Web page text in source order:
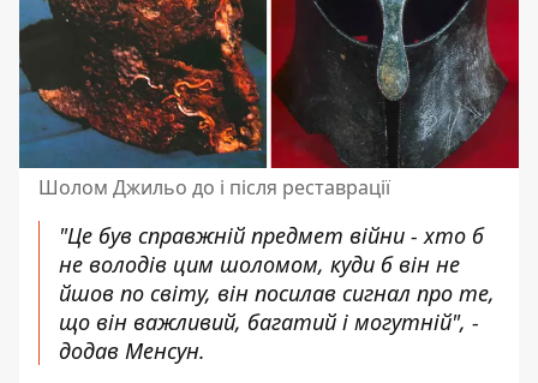
Шолом Джильо до і після реставрації
"Це був справжній предмет війни - хто б
не володів цим шоломом, куди б він не
йшов по світу, він посилав сигнал про те,
що він важливий, багатий і могутній", -
додав Менсун.